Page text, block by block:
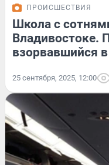
ПРОИСШЕСТВИЯ
Школа с
Владивостоке.
взорвавшийся
25 сентября, 2025, 12:00